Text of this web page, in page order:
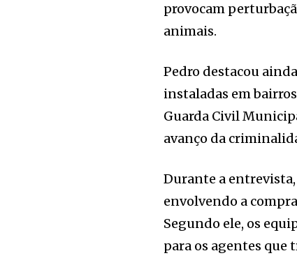
provocam
animais.
Pedro destacou
instaladas em
Guarda Civil
avanço da
Durante a
envolvendo a
Segundo ele, os
para os agentes que